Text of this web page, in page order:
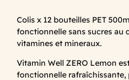
Colis x 12 bouteilles PET
fonctionnelle sans sucres au
vitamines et mineraux.
Vitamin Well ZERO Lemon
fonctionnelle rafraîchissante,